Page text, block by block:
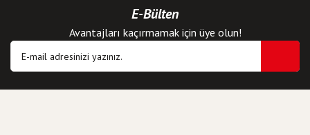
E-Bülten
Avantajları kaçırmamak için üye olun!